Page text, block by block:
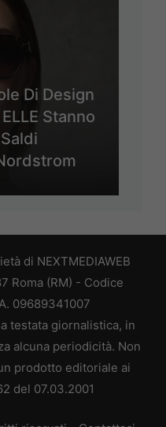
Di Design
Stanno
di NEXTMEDIAWEB
Roma (RM) - Codice
09689341007
testata giornalistica, in
alcuna periodicità. Non
prodotto editoriale ai
del 07.03.2001